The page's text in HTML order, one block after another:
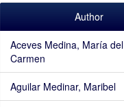
Author
Aceves Medina, María del
Carmen
Aguilar Medinar, Maribel